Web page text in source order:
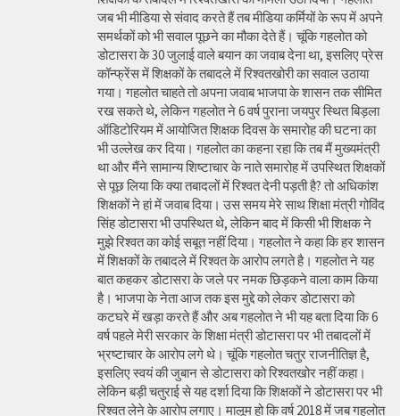
जब भी मीडिया से संवाद करते हैं तब मीडिया कर्मियों के रूप में अपने
समर्थकों को भी सवाल पूछने का मौका देते हैं। चूंकि गहलोत को
डोटासरा के 30 जुलाई वाले बयान का जवाब देना था, इसलिए प्रेस
कॉन्फ्रेंस में शिक्षकों के तबादले में रिश्वतखोरी का सवाल उठाया
गया। गहलोत चाहते तो अपना जवाब भाजपा के शासन तक सीमित
रख सकते थे, लेकिन गहलोत ने 6 वर्ष पुराना जयपुर स्थित बिड़ला
ऑडिटोरियम में आयोजित शिक्षक दिवस के समारोह की घटना का
भी उल्लेख कर दिया। गहलोत का कहना रहा कि तब मैं मुख्यमंत्री
था और मैंने सामान्य शिष्टाचार के नाते समारोह में उपस्थित शिक्षकों
से पूछ लिया कि क्या तबादलों में रिश्वत देनी पड़ती है? तो अधिकांश
शिक्षकों ने हां में जवाब दिया। उस समय मेरे साथ शिक्षा मंत्री गोविंद
सिंह डोटासरा भी उपस्थित थे, लेकिन बाद में किसी भी शिक्षक ने
मुझे रिश्वत का कोई सबूत नहीं दिया। गहलोत ने कहा कि हर शासन
में शिक्षकों के तबादले में रिश्वत के आरोप लगते है। गहलोत ने यह
बात कहकर डोटासरा के जले पर नमक छिड़कने वाला काम किया
है। भाजपा के नेता आज तक इस मुद्दे को लेकर डोटासरा को
कटघरे में खड़ा करते हैं और अब गहलोत ने भी यह बता दिया कि 6
वर्ष पहले मेरी सरकार के शिक्षा मंत्री डोटासरा पर भी तबादलों में
भ्रष्टाचार के आरोप लगे थे। चूंकि गहलोत चतुर राजनीतिज्ञ है,
इसलिए स्वयं की जुबान से डोटासरा को रिश्वतखोर नहीं कहा।
लेकिन बड़ी चतुराई से यह दर्शा दिया कि शिक्षकों ने डोटासरा पर भी
रिश्वत लेने के आरोप लगाए। मालूम हो कि वर्ष 2018 में जब गहलोत